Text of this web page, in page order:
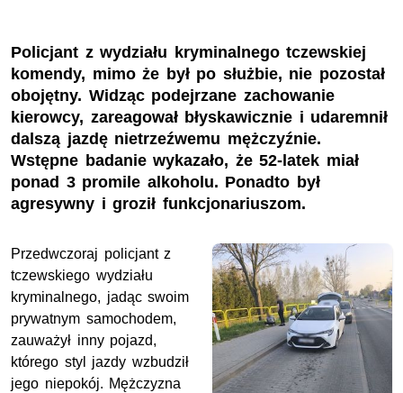
Policjant z wydziału kryminalnego tczewskiej
komendy, mimo że był po służbie, nie pozostał
obojętny. Widząc podejrzane zachowanie
kierowcy, zareagował błyskawicznie i udaremnił
dalszą jazdę nietrzeźwemu mężczyźnie.
Wstępne badanie wykazało, że 52-latek miał
ponad 3 promile alkoholu. Ponadto był
agresywny i groził funkcjonariuszom.
Przedwczoraj policjant z
tczewskiego wydziału
kryminalnego, jadąc swoim
prywatnym samochodem,
zauważył inny pojazd,
którego styl jazdy wzbudził
jego niepokój. Mężczyzna